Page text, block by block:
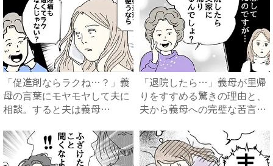
「促進剤ならラクね…？」義
母の言葉にモヤモヤして夫に
相談。すると夫は義母
「退院したら…」義母が里帰
りをすすめる驚きの理由と、
夫から義母への完璧な苦言